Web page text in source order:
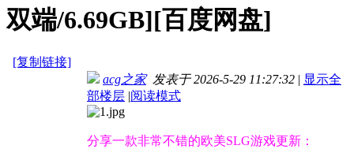
双端/6.69GB][百度网盘]
[复制链接]
acg之家发表于 2026-5-29 11:27:32 | 显示全
部楼层 |阅读模式
分享一款非常不错的欧美SLG游戏更新：